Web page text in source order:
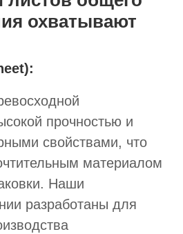
охватывают
прочностью и
свойствами, что
материалом
Наши
разработаны для